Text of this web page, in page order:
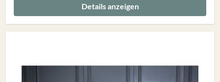
Details anzeigen